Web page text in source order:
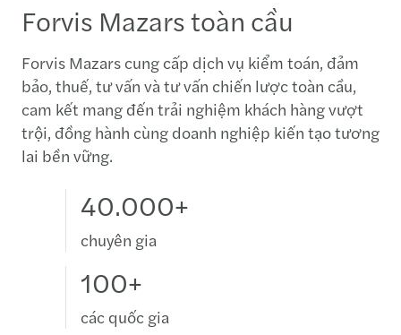
Forvis Mazars toàn cầu
Forvis Mazars cung cấp dịch vụ kiểm toán, đảm
bảo, thuế, tư vấn và tư vấn chiến lược toàn cầu,
cam kết mang đến trải nghiệm khách hàng vượt
trội, đồng hành cùng doanh nghiệp kiến tạo tương
lai bền vững.
40.000+
chuyên gia
100+
các quốc gia